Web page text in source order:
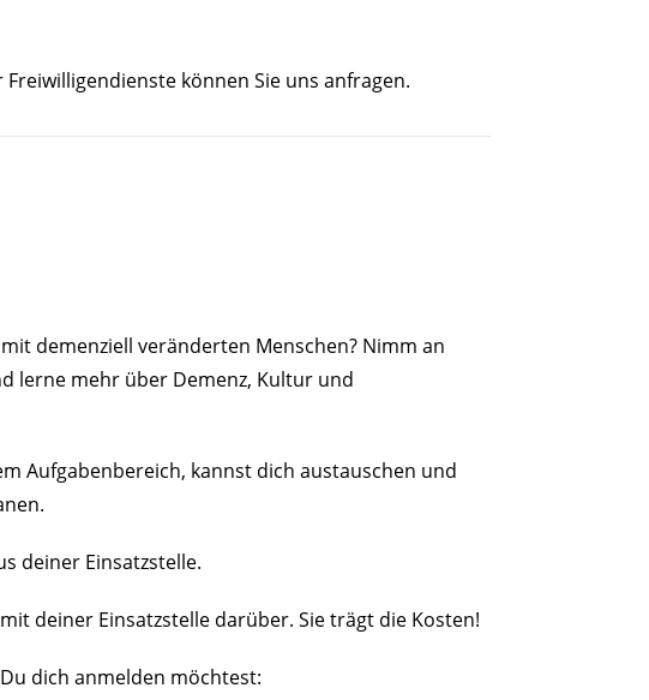
können Sie uns anfragen.
demenziell veränderten Menschen? Nimm an
lerne mehr über Demenz, Kultur und
Aufgabenbereich, kannst dich austauschen und
deiner Einsatzstelle.
deiner Einsatzstelle darüber. Sie trägt die Kosten!
dich anmelden möchtest: